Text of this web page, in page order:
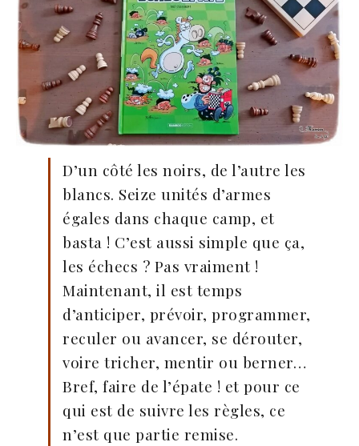
D’un côté les noirs, de l’autre les
blancs. Seize unités d’armes
égales dans chaque camp, et
basta ! C’est aussi simple que ça,
les échecs ? Pas vraiment !
Maintenant, il est temps
d’anticiper, prévoir, programmer,
reculer ou avancer, se dérouter,
voire tricher, mentir ou berner…
Bref, faire de l’épate ! et pour ce
qui est de suivre les règles, ce
n’est que partie remise.